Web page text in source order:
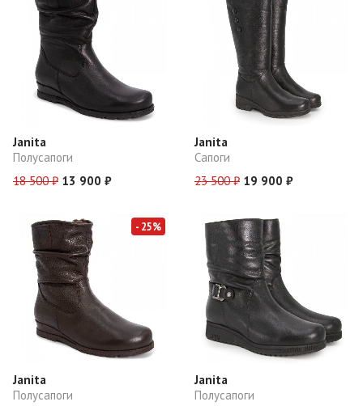
Janita
Полусапоги
18 500 ₽ 13 900 ₽
Janita
Сапоги
23 500 ₽ 19 900 ₽
- 25%
Janita
Полусапоги
Janita
Полусапоги